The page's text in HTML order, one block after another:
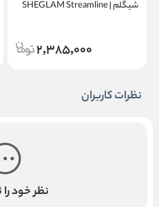
شیگلم | SHEGLAM Streamline
2,385,000
نظرات کاربران
نظر خود